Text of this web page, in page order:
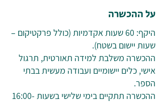
על ההכשרה
היקף: 60 שעות אקדמיות (כולל פרקטיקום –
שעות יישום בשטח).
ההכשרה משלבת למידה תאורטית, תרגול
אישי, כלים יישומיים ועבודה מעשית בבתי
הספר.
ההכשרה תתקיים בימי שלישי בשעות 16:00-